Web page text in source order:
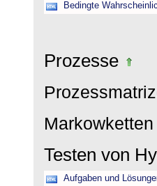
Bedingte
Prozesse
Markowketten
Testen von
Aufgaben und